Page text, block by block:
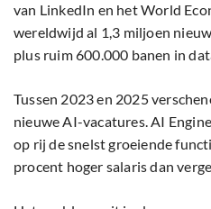
van LinkedIn en het World
wereldwijd al 1,3 miljoen
plus ruim 600.000 banen in
Tussen 2023 en 2025
nieuwe AI-vacatures. AI
op rij de snelst groeiende
procent hoger salaris dan